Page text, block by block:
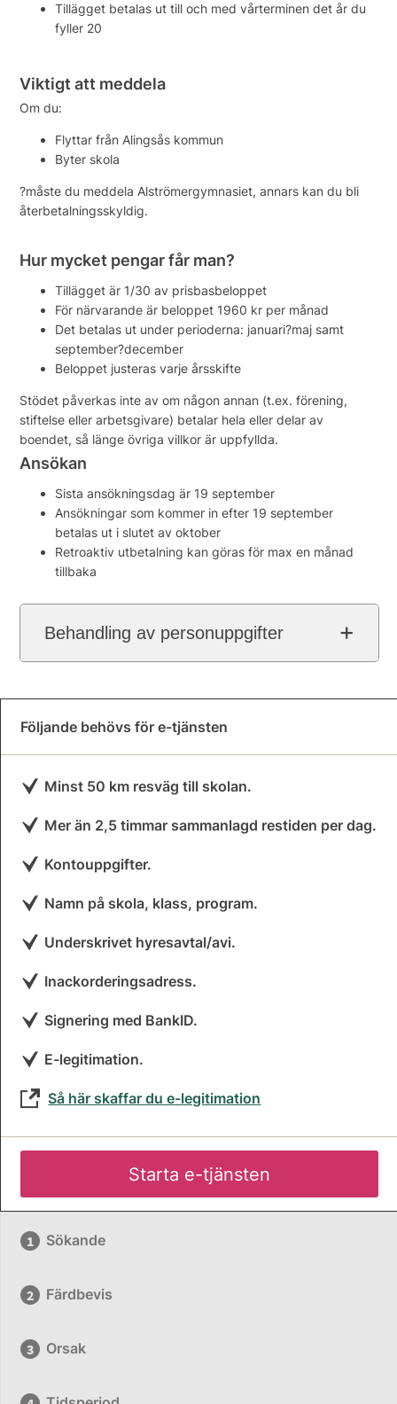
Tillägget betalas ut till och med vårterminen det år du
fyller 20
Viktigt att meddela
Om du:
Flyttar från Alingsås kommun
Byter skola
?måste du meddela Alströmergymnasiet, annars kan du bli
återbetalningsskyldig.
Hur mycket pengar får man?
Tillägget är 1/30 av prisbasbeloppet
För närvarande är beloppet 1960 kr per månad
Det betalas ut under perioderna: januari?maj samt
september?december
Beloppet justeras varje årsskifte
Stödet påverkas inte av om någon annan (t.ex. förening,
stiftelse eller arbetsgivare) betalar hela eller delar av
boendet, så länge övriga villkor är uppfyllda.
Ansökan
Sista ansökningsdag är 19 september
Ansökningar som kommer in efter 19 september
betalas ut i slutet av oktober
Retroaktiv utbetalning kan göras för max en månad
tillbaka
Behandling av personuppgifter
Följande behövs för e-tjänsten
Minst 50 km resväg till skolan.
Mer än 2,5 timmar sammanlagd restiden per dag.
Kontouppgifter.
Namn på skola, klass, program.
Underskrivet hyresavtal/avi.
Inackorderingsadress.
Signering med BankID.
E-legitimation.
Så här skaffar du e-legitimation
Starta e-tjänsten
Sökande
Färdbevis
Orsak